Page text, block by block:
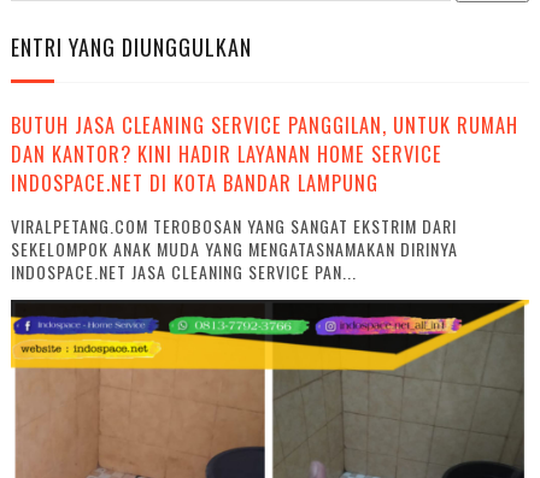
ENTRI YANG DIUNGGULKAN
BUTUH JASA CLEANING SERVICE PANGGILAN, UNTUK RUMAH
DAN KANTOR? KINI HADIR LAYANAN HOME SERVICE
INDOSPACE.NET DI KOTA BANDAR LAMPUNG
VIRALPETANG.COM TEROBOSAN YANG SANGAT EKSTRIM DARI
SEKELOMPOK ANAK MUDA YANG MENGATASNAMAKAN DIRINYA
INDOSPACE.NET JASA CLEANING SERVICE PAN...